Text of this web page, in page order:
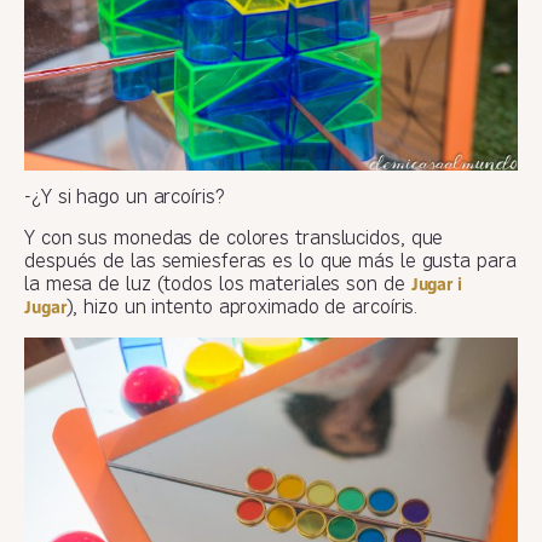
-¿Y si hago un arcoíris?
Y con sus monedas de colores translucidos, que
después de las semiesferas es lo que más le gusta para
la mesa de luz (todos los materiales son de Jugar i
Jugar), hizo un intento aproximado de arcoíris.